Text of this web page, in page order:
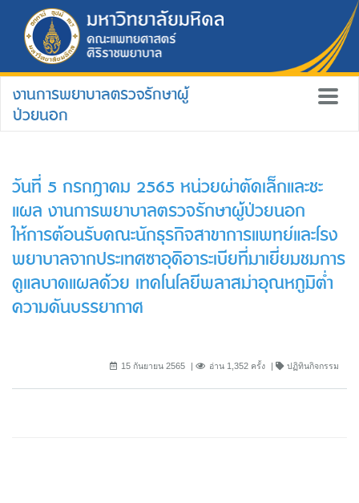
งานการพยาบาลตรวจรักษาผู้
ป่วยนอก
วันที่ 5 กรกฎาคม 2565 หน่วยผ่าตัดเล็กและชะ
แผล งานการพยาบาลตรวจรักษาผู้ป่วยนอก
ให้การต้อนรับคณะนักธุรกิจสาขาการแพทย์และโรง
พยาบาลจากประเทศซาอุดิอาระเบียที่มาเยี่ยมชมการ
ดูแลบาดแผลด้วย เทคโนโลยีพลาสม่าอุณหภูมิต่ำ
ความดันบรรยากาศ
15 กันยายน 2565 อ่าน 1,352 ครั้ง ปฏิทินกิจกรรม